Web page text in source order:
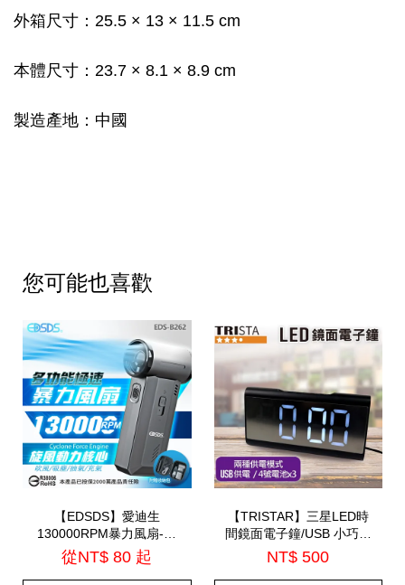
外箱尺寸：25.5 × 13 × 11.5 cm
本體尺寸：23.7 × 8.1 × 8.9 cm
製造產地：中國
您可能也喜歡
【EDSDS】愛迪生
130000RPM暴力風扇-附
贈收納包(EDS-
B262)=TS-B2016
從NT$ 80 起
【TRISTAR】三星LED時
間鏡面電子鐘/USB 小巧精
緻可當鏡子使用 |12/4小時
制|(TS-A52)
NT$ 500